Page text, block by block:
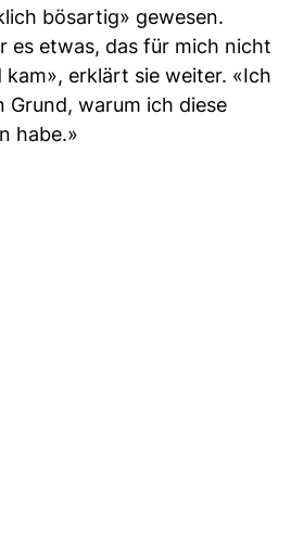
bösartig» gewesen.
es etwas, das für mich nicht
erklärt sie weiter. «Ich
Grund, warum ich diese
habe.»